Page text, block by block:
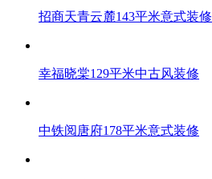
招商天青云麓143平米意式装修
幸福晓棠129平米中古风装修
中铁阅唐府178平米意式装修